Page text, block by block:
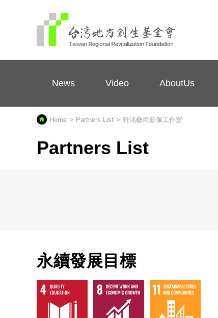
News Video AboutUs
Home Partners List 軒洺藝術影像工作室
Partners List
永續發展目標